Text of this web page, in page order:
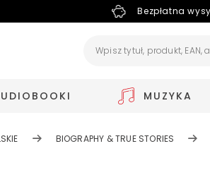
Bezpłatna
MUZYKA
BIOGRAPHY & TRUE STORIES